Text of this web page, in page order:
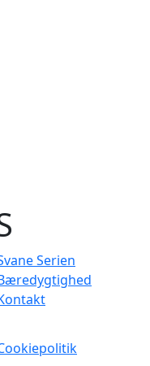
Serien